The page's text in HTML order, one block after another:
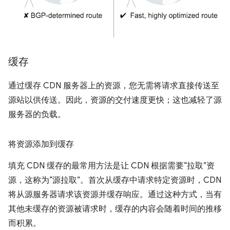
缓存
通过缓存 CDN 服务器上的资源，您无需将请求直接传送至
源站以供传送。因此，资源的交付速度更快；这也减轻了源
服务器的负载。
将资源添加到缓存
填充 CDN 缓存的最常用方法是让 CDN 根据需要“拉取”资
源，这称为“源拉取”。首次从缓存中请求特定资源时，CDN
将从源服务器请求该资源并缓存响应。通过这种方式，当有
其他未缓存的资源被请求时，缓存的内容会随着时间的推移
而积累。